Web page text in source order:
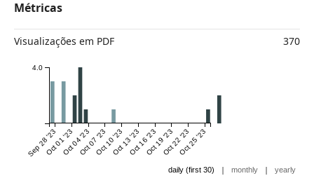
Métricas
Visualizações em PDF 370
Sep 28 '23Oct 01 '23Oct 04 '23Oct 07 '23Oct 10 '23Oct 13 '23Oct 16 '23Oct 19 '23Oct 22 '23Oct 25 '23
4.0
daily (first 30) | monthly | yearly